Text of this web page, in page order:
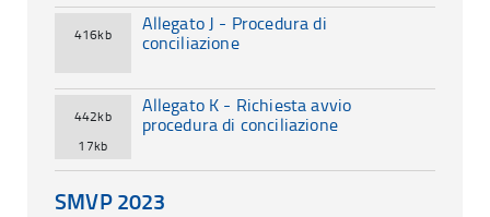
416kb
Allegato J - Procedura di
conciliazione
442kb
17kb
Allegato K - Richiesta avvio
procedura di conciliazione
SMVP 2023